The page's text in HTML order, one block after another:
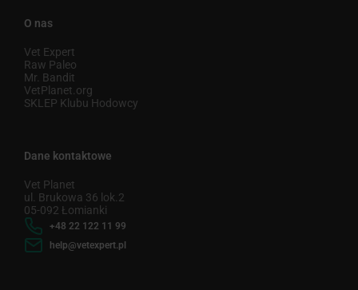
O nas
Vet Expert
Raw Paleo
Mr. Bandit
VetPlanet.org
SKLEP Klubu Hodowcy
Dane kontaktowe
Vet Planet
ul. Brukowa 36 lok.2
05-092 Łomianki
+48 22 122 11 99
help@vetexpert.pl